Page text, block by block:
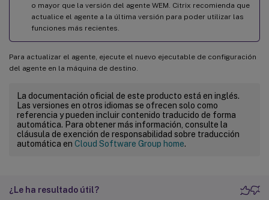
o mayor que la versión del agente WEM. Citrix recomienda que
actualice el agente a la última versión para poder utilizar las
funciones más recientes.
Para actualizar el agente, ejecute el nuevo ejecutable de configuración
del agente en la máquina de destino.
La documentación oficial de este producto está en inglés.
Las versiones en otros idiomas se ofrecen solo como
referencia y pueden incluir contenido traducido de forma
automática. Para obtener más información, consulte la
cláusula de exención de responsabilidad sobre traducción
automática en Cloud Software Group home.
¿Le ha resultado útil?